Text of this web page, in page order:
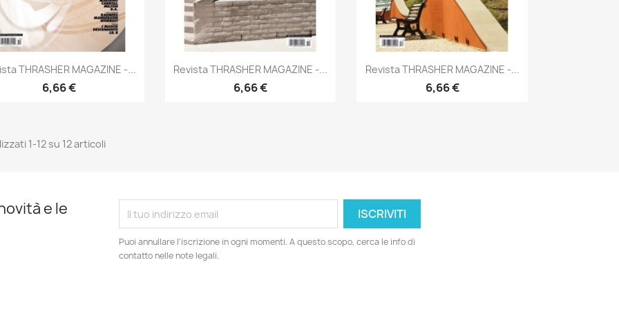
Anteprima
THRASHER MAGAZINE -...
6,66 €
Anteprima
Revista THRASHER MAGAZINE -...
6,66 €
Anteprima
Revista THRASHER MAGAZINE -...
6,66 €
1-12 su 12 articoli
e le
Puoi annullare l'iscrizione in ogni momenti. A questo scopo, cerca le info di
contatto nelle note legali.